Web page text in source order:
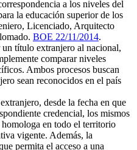
a los niveles del
la educación superior de los
Licenciado, Arquitecto
BOE 22/11/2014.
título extranjero al nacional,
comparar niveles
Ambos procesos buscan
sean reconocidos en el país
desde la fecha en que
credencial, los mismos
en todo el territorio
vigente. Además, la
permita el acceso a una